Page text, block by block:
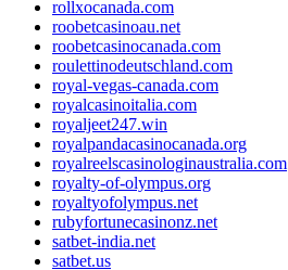
rollxocanada.com
roobetcasinoau.net
roobetcasinocanada.com
roulettinodeutschland.com
royal-vegas-canada.com
royalcasinoitalia.com
royaljeet247.win
royalpandacasinocanada.org
royalreelscasinologinaustralia.com
royalty-of-olympus.org
royaltyofolympus.net
rubyfortunecasinonz.net
satbet-india.net
satbet.us